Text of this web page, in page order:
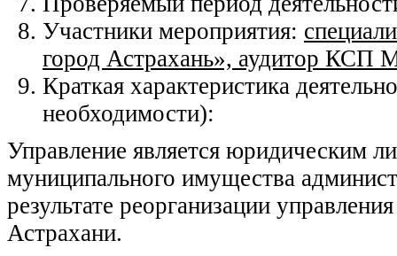
Участники мероприятия:
город Астрахань», аудитор КСП
Краткая характеристика
необходимости):
Управление является юридическим
муниципального имущества
результате реорганизации
Астрахани.